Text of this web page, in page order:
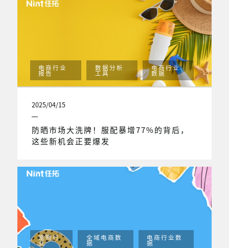
电商行业
报告
数据分析
工具
电商行业
数据
2025/04/15
防晒市场大洗牌！服配暴增77%的背后，
这些新机会正要爆发
宠物行
业
全域电商数
据
电商行业数
据